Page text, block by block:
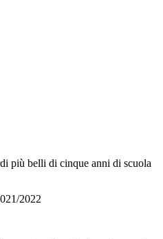
più belli di cinque anni di scuola
2022